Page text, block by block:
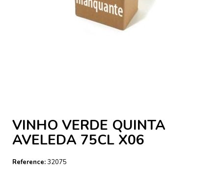
VINHO VERDE QUINTA
AVELEDA 75CL X06
Reference:32075